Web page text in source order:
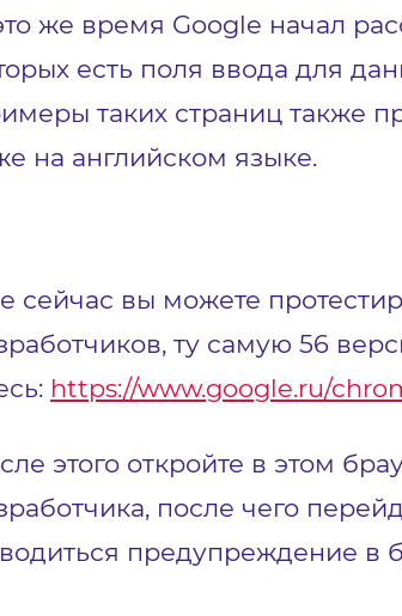
же время Google начал
есть поля ввода для
таких страниц также
на английском языке.
сейчас вы можете
ту самую 56
https://www.google.ru/
этого откройте в этом
после чего
предупреждение в